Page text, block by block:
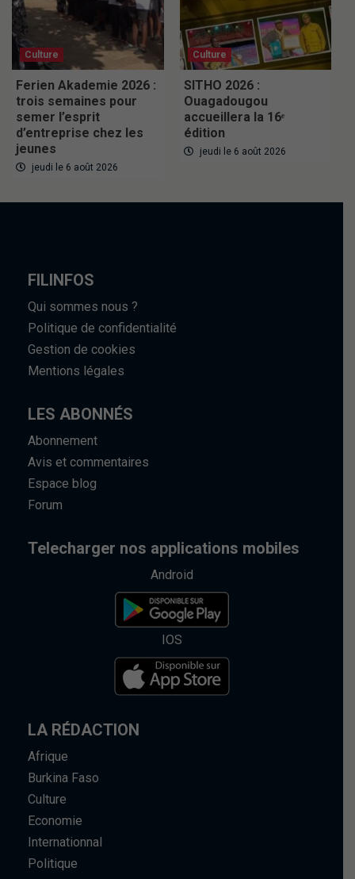
Culture
Ferien Akademie 2026 :
trois semaines pour
semer l’esprit
d’entreprise chez les
jeunes
jeudi le 6 août 2026
Culture
SITHO 2026 :
Ouagadougou
accueillera la 16ᵉ
édition
jeudi le 6 août 2026
FILINFOS
Qui sommes nous ?
Politique de confidentialité
Gestion de cookies
Mentions légales
LES ABONNÉS
Abonnement
Avis et commentaires
Espace blog
Forum
Telecharger nos applications mobiles
Android
IOS
LA RÉDACTION
Afrique
Burkina Faso
Culture
Economie
Internationnal
Politique